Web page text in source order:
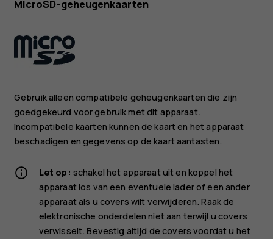
MicroSD-geheugenkaarten
Gebruik alleen compatibele geheugenkaarten die zijn
goedgekeurd voor gebruik met dit apparaat.
Incompatibele kaarten kunnen de kaart en het apparaat
beschadigen en gegevens op de kaart aantasten.
Let op: schakel het apparaat uit en koppel het
apparaat los van een eventuele lader of een ander
apparaat als u covers wilt verwijderen. Raak de
elektronische onderdelen niet aan terwijl u covers
verwisselt. Bevestig altijd de covers voordat u het